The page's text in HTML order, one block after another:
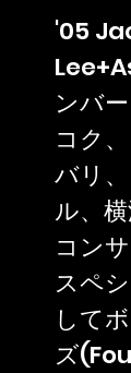
'05
ンバ
コク
バリ
ル、横
コン
スペ
して
ズ